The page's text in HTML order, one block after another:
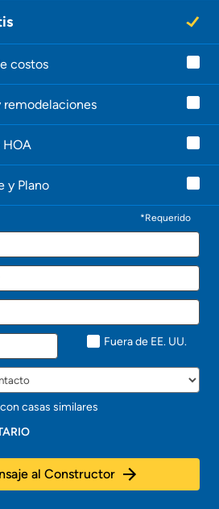
costos
remodelaciones
HOA
y Plano
*Requerido
Fuera de EE. UU.
casas similares
al Constructor